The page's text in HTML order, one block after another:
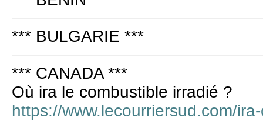
*** BULGARIE ***
*** CANADA ***
Où ira le combustible irradié ?
https://www.lecourriersud.com/